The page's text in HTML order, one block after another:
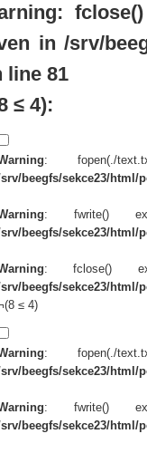
:
in /srv/
line 81
≤ 4):
: fopen(./
beegfs/sekce23/html/
: fwrite()
beegfs/sekce23/html/
: fclose()
beegfs/sekce23/html/
≤ 4)
: fopen(./
beegfs/sekce23/html/
: fwrite()
beegfs/sekce23/html/